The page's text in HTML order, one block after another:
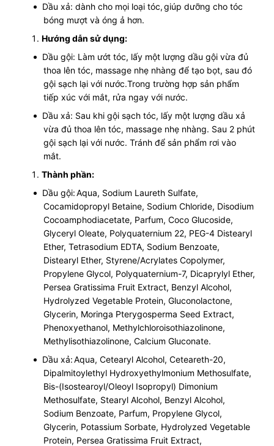
Dầu xả: dành cho mọi loại tóc,giúp dưỡng cho tóc
bóng mượt và óng ả hơn.
Hướng dẫn sử dụng:
Dầu gội: Làm ướt tóc, lấy một lượng dầu gội vừa đủ
thoa lên tóc, massage nhẹ nhàng để tạo bọt, sau đó
gội sạch lại với nước.Trong trường hợp sản phẩm
tiếp xúc với mắt, rửa ngay với nước.
Dầu xả: Sau khi gội sạch tóc, lấy một lượng dầu xả
vừa đủ thoa lên tóc, massage nhẹ nhàng. Sau 2 phút
gội sạch lại với nước. Tránh để sản phẩm rơi vào
mắt.
Thành phần:
Dầu gội:Aqua, Sodium Laureth Sulfate,
Cocamidopropyl Betaine, Sodium Chloride, Disodium
Cocoamphodiacetate, Parfum, Coco Glucoside,
Glyceryl Oleate, Polyquaternium 22, PEG-4 Distearyl
Ether, Tetrasodium EDTA, Sodium Benzoate,
Distearyl Ether, Styrene/Acrylates Copolymer,
Propylene Glycol, Polyquaternium-7, Dicaprylyl Ether,
Persea Gratissima Fruit Extract, Benzyl Alcohol,
Hydrolyzed Vegetable Protein, Gluconolactone,
Glycerin, Moringa Pterygosperma Seed Extract,
Phenoxyethanol, Methylchloroisothiazolinone,
Methylisothiazolinone, Calcium Gluconate.
Dầu xả:Aqua, Cetearyl Alcohol, Ceteareth-20,
Dipalmitoylethyl Hydroxyethylmonium Methosulfate,
Bis-(Isostearoyl/Oleoyl Isopropyl) Dimonium
Methosulfate, Stearyl Alcohol, Benzyl Alcohol,
Sodium Benzoate, Parfum, Propylene Glycol,
Glycerin, Potassium Sorbate, Hydrolyzed Vegetable
Protein, Persea Gratissima Fruit Extract,